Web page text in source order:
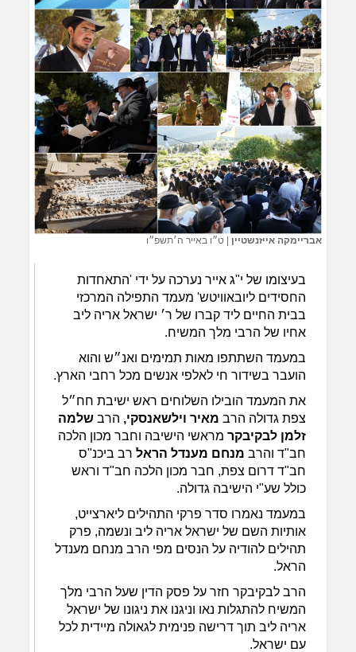
אבריימקה אייזנשטיין |ט״ו באייר ה׳תשפ״ו
בעיצומו של י"ג אייר נערכה על ידי 'התאחדות
החסידים ליובאוויטש' מעמד התפילה המרכזי
בבית החיים ליד קברו של ר׳ ישראל אריה ליב
אחיו של הרבי מלך המשיח.
במעמד השתתפו מאות תמימים ואנ״ש והוא
הועבר בשידור חי לאלפי אנשים מכל רחבי הארץ.
את המעמד הובילו השלוחים ראש ישיבת חח״ל
צפת גדולה הרב מאיר וילשאנסקי, הרב שלמה
זלמן לבקיבקר מראשי הישיבה וחבר מכון הלכה
חב"ד והרב מנחם מענדל הראל רב ביכנ"ס
חב"ד דרום צפת, חבר מכון הלכה חב"ד וראש
כולל שע"י הישיבה גדולה.
במעמד נאמרו סדר פרקי התהילים ליארצייט,
אותיות השם של ישראל אריה ליב ונשמה, פרק
תהילים להודיה על הנסים מפי הרב מנחם מענדל
הראל.
הרב לבקיבקר חזר על פסק הדין שעל הרבי מלך
המשיח להתגלות נאו וניגנו את ניגונו של ישראל
אריה ליב תוך דרישה פנימית לגאולה מיידית לכל
עם ישראל.